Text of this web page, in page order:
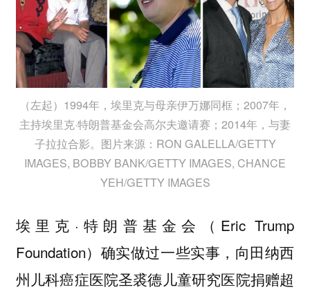
（左起）1994年，埃里克与母亲伊万娜同框；2007年，
主持埃里克·特朗普基金会高尔夫邀请赛；2014年，与妻
子拉拉合影。图片来源：RON GALELLA/GETTY
IMAGES, BOBBY BANK/GETTY IMAGES, CHANCE
YEH/GETTY IMAGES
埃里克·特朗普基金会（Eric Trump
Foundation）确实做过一些实事，向田纳西
州儿科癌症医院圣裘德儿童研究医院捐赠超